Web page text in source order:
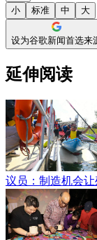
小 标准 中 大
设为谷歌新闻首选来
延伸阅读
议员：制造机会